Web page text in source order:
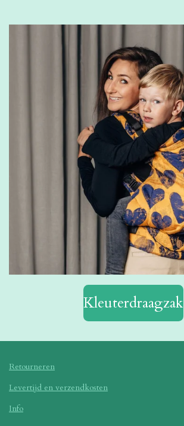
Kleuterdraagzak
Retourneren
Levertijd en verzendkosten
Info